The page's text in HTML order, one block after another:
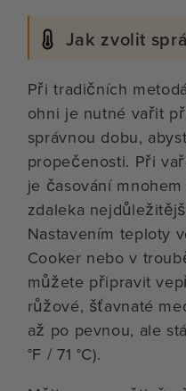
Jak zvolit
Při tradičních
ohni je nutné vařit
správnou dobu,
propečenosti. Při
je časování
zdaleka
Nastavením teploty
Cooker nebo v
můžete připravit
růžové, šťavnaté
až po pevnou, ale
°F / 71 °C).